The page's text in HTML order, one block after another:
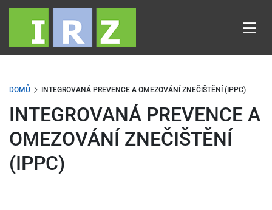
Přejít
obsahu
DOMŮ INTEGROVANÁ PREVENCE A OMEZOVÁNÍ ZNEČIŠTĚNÍ (IPPC)
INTEGROVANÁ PREVENCE A
OMEZOVÁNÍ ZNEČIŠTĚNÍ
(IPPC)